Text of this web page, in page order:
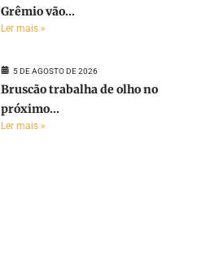
Grêmio vão...
Ler mais »
5 DE AGOSTO DE 2026
Bruscão trabalha de olho no
próximo...
Ler mais »